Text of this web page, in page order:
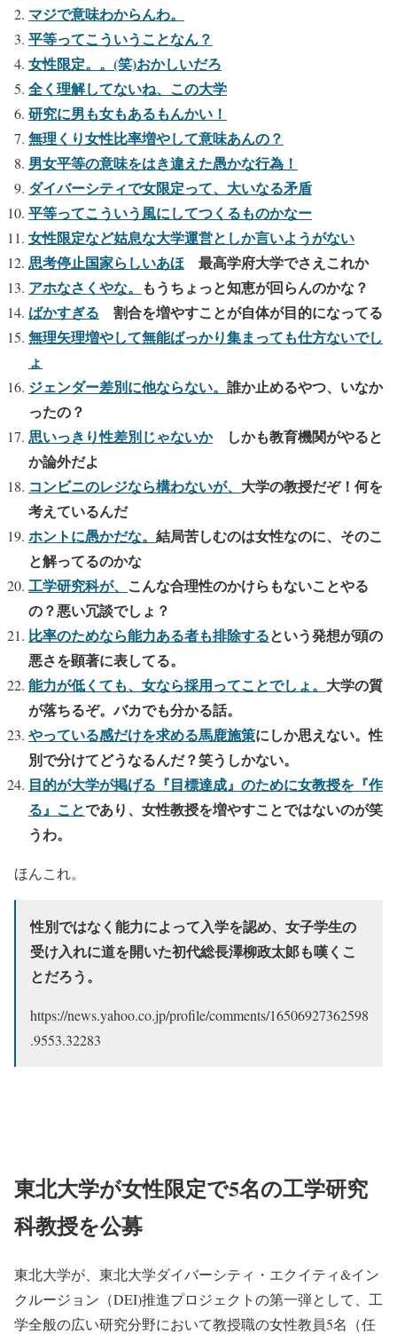
マジで意味わからんわ。
平等ってこういうことなん？
女性限定。。(笑)おかしいだろ
全く理解してないね、この大学
研究に男も女もあるもんかい！
無理くり女性比率増やして意味あんの？
男女平等の意味をはき違えた愚かな行為！
ダイバーシティで女限定って、大いなる矛盾
平等ってこういう風にしてつくるものかなー
女性限定など姑息な大学運営としか言いようがない
思考停止国家らしいあほ 最高学府大学でさえこれか
アホなさくやな。 もうちょっと知恵が回らんのかな？
ばかすぎる 割合を増やすことが自体が目的になってる
無理矢理増やして無能ばっかり集まっても仕方ないでし
ょ
ジェンダー差別に他ならない。 誰か止めるやつ、いなか
ったの？
思いっきり性差別じゃないかしかも教育機関がやると
か論外だよ
コンビニのレジなら構わないが、 大学の教授だぞ！何を
考えているんだ
ホントに愚かだな。 結局苦しむのは女性なのに、そのこ
と解ってるのかな
工学研究科が、 こんな合理性のかけらもないことやる
の？悪い冗談でしょ？
比率のためなら能力ある者も排除するという発想が頭の
悪さを顕著に表してる。
能力が低くても、女なら採用ってことでしょ。 大学の質
が落ちるぞ。バカでも分かる話。
やっている感だけを求める馬鹿施策にしか思えない。性
別で分けてどうなるんだ？笑うしかない。
目的が大学が掲げる『目標達成』のために女教授を『作
る』ことであり、女性教授を増やすことではないのが笑
うわ。
ほんこれ。
性別ではなく能力によって入学を認め、女子学生の
受け入れに道を開いた初代総長澤柳政太郞も嘆くこ
とだろう。
https://news.yahoo.co.jp/profile/comments/16506927362598
.9553.32283
東北大学が女性限定で5名の工学研究
科教授を公募
東北大学が、東北大学ダイバーシティ・エクイティ&イン
クルージョン（DEI)推進プロジェクトの第一弾として、工
学全般の広い研究分野において教授職の女性教員5名（任